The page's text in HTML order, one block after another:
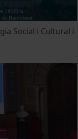
Social i Cultural i